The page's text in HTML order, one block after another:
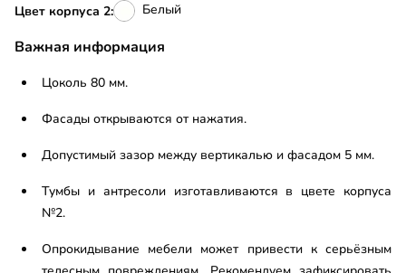
Цвет корпуса 2: Белый
Важная информация
Цоколь 80 мм.
Фасады открываются от нажатия.
Допустимый зазор между вертикалью и фасадом 5 мм.
Тумбы и антресоли изготавливаются в цвете корпуса
№2.
Опрокидывание мебели может привести к серьёзным